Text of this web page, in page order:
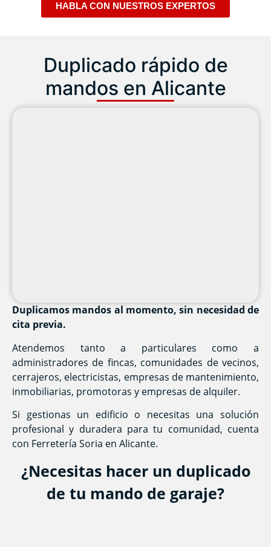
HABLA CON NUESTROS EXPERTOS
Duplicado rápido de
mandos en Alicante
Duplicamos mandos al momento, sin necesidad de
cita previa.
Atendemos tanto a particulares como a
administradores de fincas, comunidades de vecinos,
cerrajeros, electricistas, empresas de mantenimiento,
inmobiliarias, promotoras y empresas de alquiler.
Si gestionas un edificio o necesitas una solución
profesional y duradera para tu comunidad, cuenta
con Ferretería Soria en Alicante.
¿Necesitas hacer un duplicado
de tu mando de garaje?